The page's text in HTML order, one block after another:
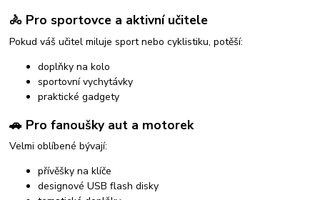
🚴 Pro sportovce a aktivní učitele
Pokud váš učitel miluje sport nebo cyklistiku, potěší:
doplňky na kolo
sportovní vychytávky
praktické gadgety
🚗 Pro fanoušky aut a motorek
Velmi oblíbené bývají:
přívěšky na klíče
designové USB flash disky